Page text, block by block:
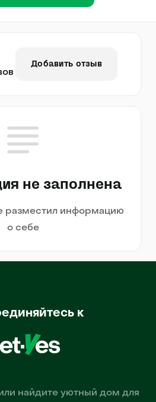
Добавить отзыв
не заполнена
разместил информацию
о себе
к
найдите уютный дом для